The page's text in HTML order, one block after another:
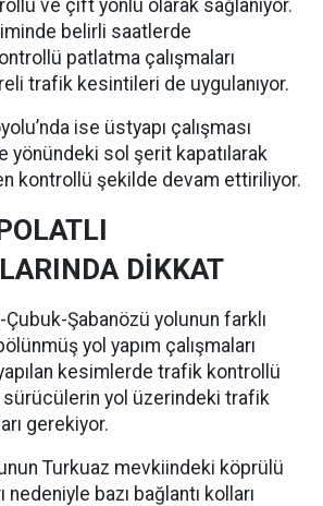
ve çift yönlü olarak sağlanıyor.
belirli saatlerde
patlatma çalışmaları
trafik kesintileri de uygulanıyor.
ise üstyapı çalışması
yönündeki sol şerit kapatılarak
kontrollü şekilde devam ettiriliyor.
DİKKAT
Çubuk-Şabanözü yolunun farklı
yol yapım çalışmaları
kesimlerde trafik kontrollü
yol üzerindeki trafik
gerekiyor.
Turkuaz mevkiindeki köprülü
nedeniyle bazı bağlantı kolları